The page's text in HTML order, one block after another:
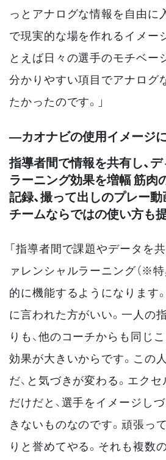
っとアナログな情報を自由に
で現実的な場を作れるイメー
とえば日々の選手のモチベー
分かりやすい項目でアナログ
たかったのです。」
―カオナビの使用イメージ
指導者間で情報を共有し、
ラーニング効果を増幅 筋肉
記録、撮って出しのプレー動
チームならではの使い方も
「指導者間で課題やデータを
ァレンシャルラーニング（※
的に機能するようになります
に言われた方がいい。一人の
りも、他のコーチからも同じ
効果が大きいからです。この
だ、と気づきが変わる。エク
だけだと、選手をイメージし
きないものなのです。頑張っ
りと誉めてやる。それも複数